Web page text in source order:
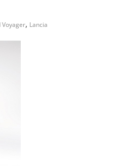
Voyager, Lancia